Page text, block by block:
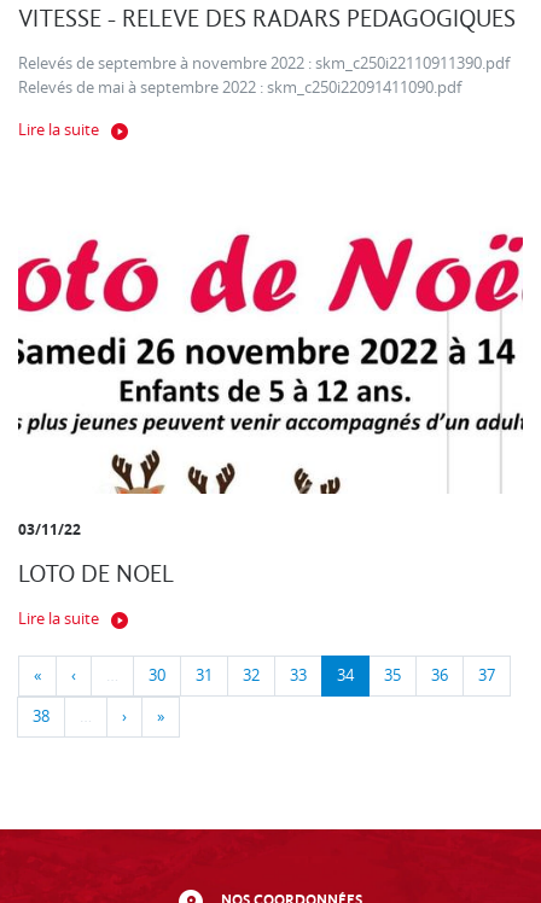
VITESSE - RELEVE DES RADARS PEDAGOGIQUES
Relevés de septembre à novembre 2022 : skm_c250i22110911390.pdf
Relevés de mai à septembre 2022 : skm_c250i22091411090.pdf
Lire la suite
03/11/22
LOTO DE NOEL
Lire la suite
« ‹ … 30 31 32 33 34 35 36 37
38 … › »